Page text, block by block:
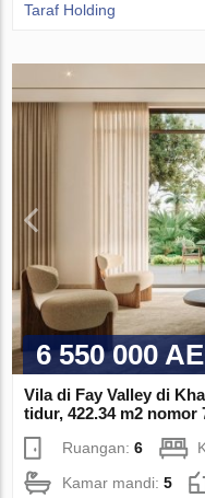
Taraf Holding
6 550 000
Vila di Fay Valley di
tidur, 422.34 m2 nomor
Ruangan:6
Kamar mandi:5